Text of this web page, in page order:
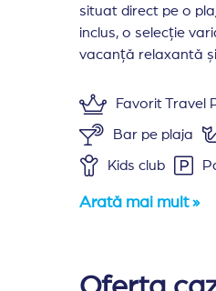
situat direct pe o
inclus, o selecție
vacanță relaxantă
Favorit Travel
Bar pe plaja
Kids club
Hotel de lant
Arată mai mult »